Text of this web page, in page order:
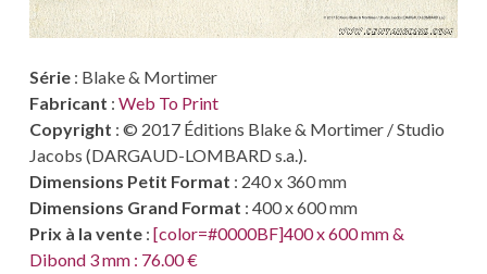
Série: Blake & Mortimer
Fabricant : Web To Print
Copyright : © 2017 Éditions Blake & Mortimer / Studio
Jacobs (DARGAUD-LOMBARD s.a.).
Dimensions Petit Format : 240 x 360 mm
Dimensions Grand Format : 400 x 600 mm
Prix à la vente: [color=#0000BF]400 x 600 mm &
Dibond 3 mm : 76.00 €